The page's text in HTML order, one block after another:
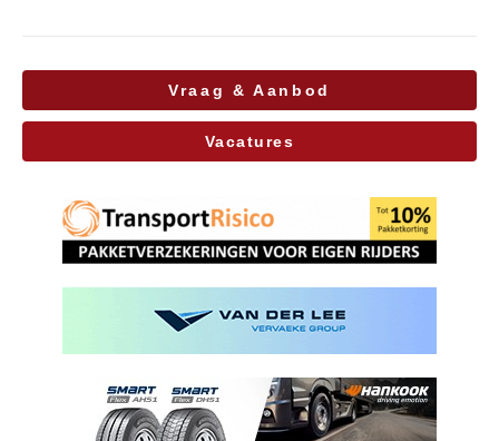
Vraag & Aanbod
Vacatures